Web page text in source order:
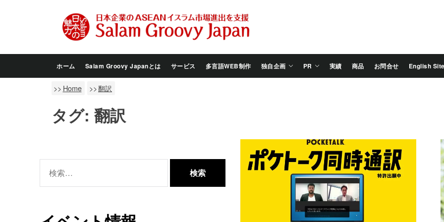
Groovy
Japan
ホーム Salam Groovy Japanとは サービス 多言語WEB制作 独自企画 PR 実績 商品 お問合せ English
Home 翻訳
タグ: 翻訳
索: